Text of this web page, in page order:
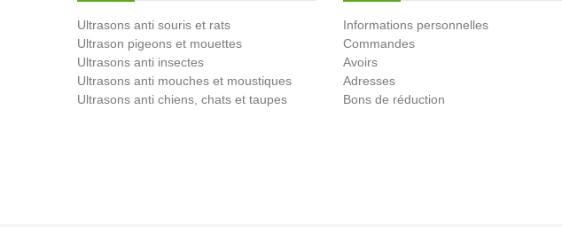
Ultrasons anti souris et rats
Ultrason pigeons et mouettes
Ultrasons anti insectes
Ultrasons anti mouches et moustiques
Ultrasons anti chiens, chats et taupes
Informations personnelles
Commandes
Avoirs
Adresses
Bons de réduction